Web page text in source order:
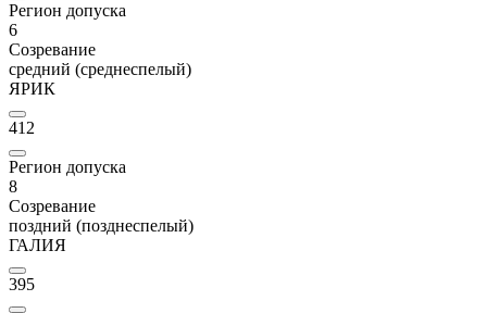
Регион допуска
6
Созревание
средний (среднеспелый)
ЯРИК
412
Регион допуска
8
Созревание
поздний (позднеспелый)
ГАЛИЯ
395